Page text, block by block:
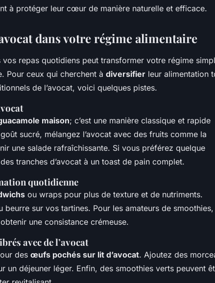
à protéger leur cœur de manière naturelle et efficace.
dans votre régime alimentaire
vos repas quotidiens peut transformer votre régime
Pour ceux qui cherchent à diversifier leur alimentation
de l’avocat, voici quelques pistes.
maison; c’est une manière classique et rapide
sucré, mélangez l’avocat avec des fruits comme la
une salade rafraîchissante. Si vous préférez quelque
tranches d’avocat à un toast de pain complet.
quotidienne
ou wraps pour plus de texture et de nutriments.
beurre sur vos tartines. Pour les amateurs de smoothies,
une consistance crémeuse.
avec de l’avocat
des œufs pochés sur lit d’avocat. Ajoutez des
un déjeuner léger. Enfin, des smoothies verts peuvent